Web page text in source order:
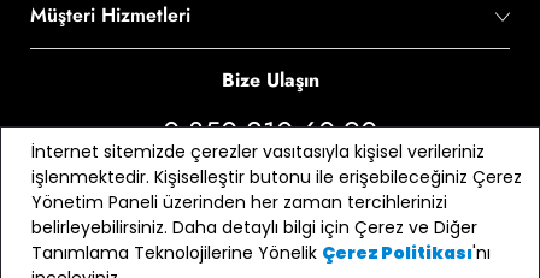
Müşteri Hizmetleri
Bize Ulaşın
0 850 210 60 90
Bizi Takip Edin
İnternet sitemizde çerezler vasıtasıyla kişisel verileriniz
işlenmektedir. Kişiselleştir butonu ile erişebileceğiniz Çerez
Yönetim Paneli üzerinden her zaman tercihlerinizi
belirleyebilirsiniz. Daha detaylı bilgi için Çerez ve Diğer
Tanımlama Teknolojilerine Yönelik Çerez Politikası'nı